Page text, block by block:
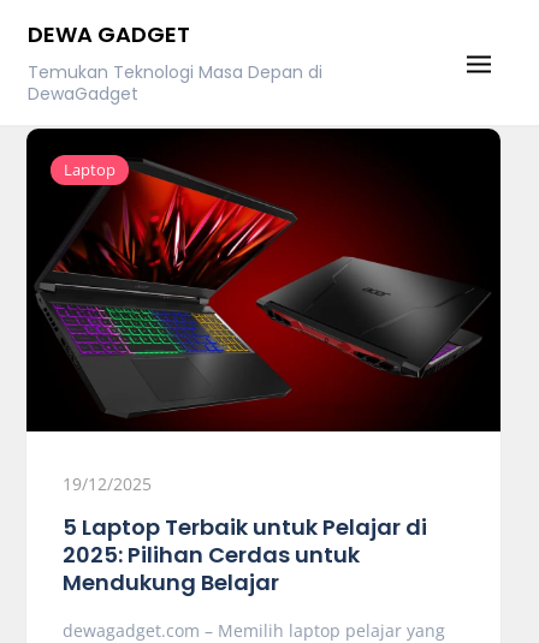
content
DEWA GADGET
Temukan Teknologi Masa Depan di
DewaGadget
Laptop
19/12/2025
5 Laptop Terbaik untuk Pelajar di
2025: Pilihan Cerdas untuk
Mendukung Belajar
dewagadget.com – Memilih laptop pelajar yang